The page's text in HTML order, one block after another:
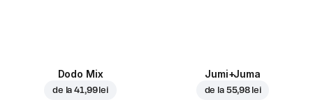
Dodo Mix
de la41,99 lei
Jumi+Juma
de la 55,98 lei